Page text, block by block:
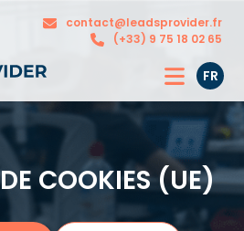
contact@leadsprovider.fr
(+33) 9 75 18 02 65
L’agence
Nos
solutions
FR
COOKIES (UE)